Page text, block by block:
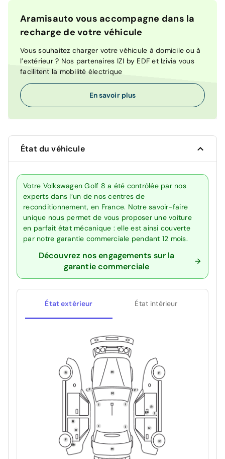
Aramisauto vous accompagne dans la
recharge de votre véhicule
Vous souhaitez charger votre véhicule à domicile ou à
l’extérieur ? Nos partenaires IZI by EDF et Izivia vous
facilitent la mobilité électrique
En savoir plus
État du véhicule
Votre Volkswagen Golf 8 a été contrôlée par nos
experts dans l’un de nos centres de
reconditionnement, en France. Notre savoir-faire
unique nous permet de vous proposer une voiture
en parfait état mécanique : elle est ainsi couverte
par notre garantie commerciale pendant 12 mois.
Découvrez nos engagements sur la
garantie commerciale
État extérieur État intérieur